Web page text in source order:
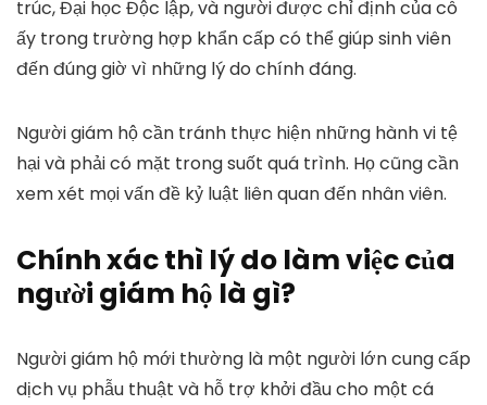
trúc, Đại học Độc lập, và người được chỉ định của cô
ấy trong trường hợp khẩn cấp có thể giúp sinh viên
đến đúng giờ vì những lý do chính đáng.
Người giám hộ cần tránh thực hiện những hành vi tệ
hại và phải có mặt trong suốt quá trình. Họ cũng cần
xem xét mọi vấn đề kỷ luật liên quan đến nhân viên.
Chính xác thì lý do làm việc của
người giám hộ là gì?
Người giám hộ mới thường là một người lớn cung cấp
dịch vụ phẫu thuật và hỗ trợ khởi đầu cho một cá